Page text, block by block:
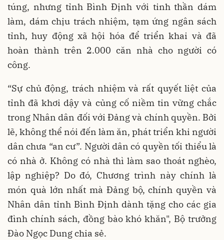
túng, nhưng tỉnh Bình Định với tinh thần dám
làm, dám chịu trách nhiệm, tạm ứng ngân sách
tỉnh, huy động xã hội hóa để triển khai và đã
hoàn thành trên 2.000 căn nhà cho người có
công.
“Sự chủ động, trách nhiệm và rất quyết liệt của
tỉnh đã khơi dậy và củng cố niềm tin vững chắc
trong Nhân dân đối với Đảng và chính quyền. Bởi
lẽ, không thể nói đến làm ăn, phát triển khi người
dân chưa “an cư”. Người dân có quyền tối thiểu là
có nhà ở. Không có nhà thì làm sao thoát nghèo,
lập nghiệp? Do đó, Chương trình này chính là
món quà lớn nhất mà Đảng bộ, chính quyền và
Nhân dân tỉnh Bình Định dành tặng cho các gia
đình chính sách, đồng bào khó khăn", Bộ trưởng
Đào Ngọc Dung chia sẻ.